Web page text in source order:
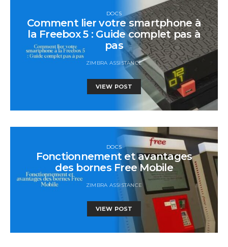
DOCS
Comment lier votre smartphone à
la Freebox 5 : Guide complet pas à
pas
ZIMBRA ASSISTANCE
VIEW POST
DOCS
Fonctionnement et avantages
des bornes Free Mobile
ZIMBRA ASSISTANCE
VIEW POST